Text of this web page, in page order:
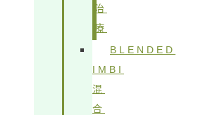
治
療
BLENDED
IMBI
混
合